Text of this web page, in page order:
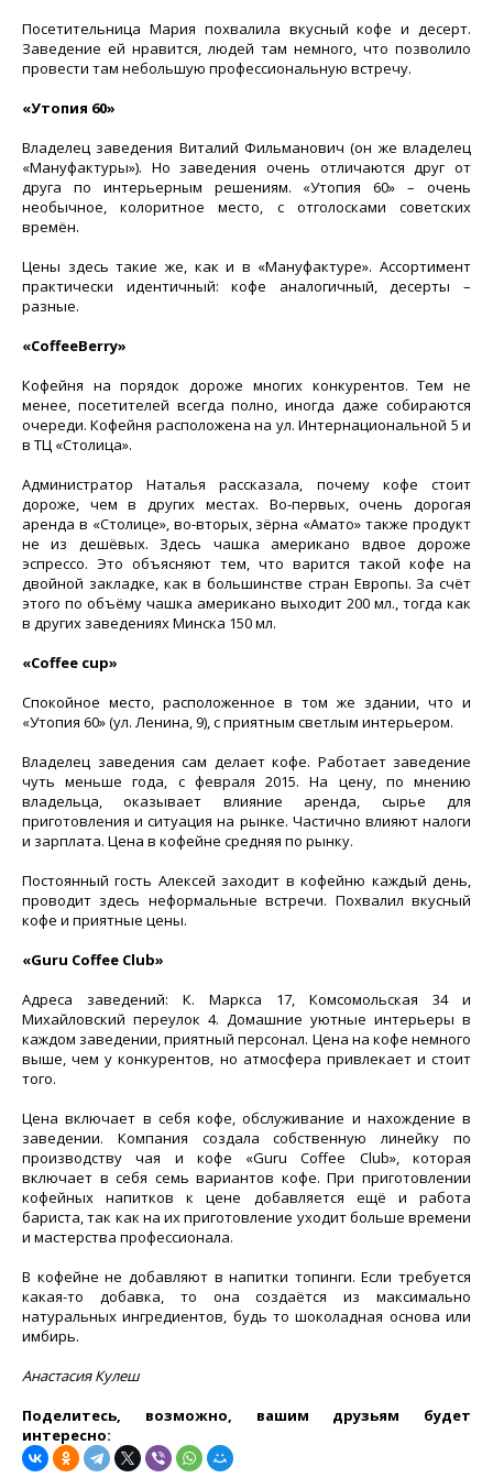
Посетительница Мария похвалила вкусный кофе и десерт.
Заведение ей нравится, людей там немного, что позволило
провести там небольшую профессиональную встречу.
«Утопия 60»
Владелец заведения Виталий Фильманович (он же владелец
«Мануфактуры»). Но заведения очень отличаются друг от
друга по интерьерным решениям. «Утопия 60» – очень
необычное, колоритное место, с отголосками советских
времён.
Цены здесь такие же, как и в «Мануфактуре». Ассортимент
практически идентичный: кофе аналогичный, десерты –
разные.
«CoffeeBerry»
Кофейня на порядок дороже многих конкурентов. Тем не
менее, посетителей всегда полно, иногда даже собираются
очереди. Кофейня расположена на ул. Интернациональной 5 и
в ТЦ «Столица».
Администратор Наталья рассказала, почему кофе стоит
дороже, чем в других местах. Во-первых, очень дорогая
аренда в «Столице», во-вторых, зёрна «Амато» также продукт
не из дешёвых. Здесь чашка американо вдвое дороже
эспрессо. Это объясняют тем, что варится такой кофе на
двойной закладке, как в большинстве стран Европы. За счёт
этого по объёму чашка американо выходит 200 мл., тогда как
в других заведениях Минска 150 мл.
«Coffee cup»
Спокойное место, расположенное в том же здании, что и
«Утопия 60» (ул. Ленина, 9), с приятным светлым интерьером.
Владелец заведения сам делает кофе. Работает заведение
чуть меньше года, с февраля 2015. На цену, по мнению
владельца, оказывает влияние аренда, сырье для
приготовления и ситуация на рынке. Частично влияют налоги
и зарплата. Цена в кофейне средняя по рынку.
Постоянный гость Алексей заходит в кофейню каждый день,
проводит здесь неформальные встречи. Похвалил вкусный
кофе и приятные цены.
«Guru Coffee Club»
Адреса заведений: К. Маркса 17, Комсомольская 34 и
Михайловский переулок 4. Домашние уютные интерьеры в
каждом заведении, приятный персонал. Цена на кофе немного
выше, чем у конкурентов, но атмосфера привлекает и стоит
того.
Цена включает в себя кофе, обслуживание и нахождение в
заведении. Компания создала собственную линейку по
производству чая и кофе «Guru Coffee Club», которая
включает в себя семь вариантов кофе. При приготовлении
кофейных напитков к цене добавляется ещё и работа
бариста, так как на их приготовление уходит больше времени
и мастерства профессионала.
В кофейне не добавляют в напитки топинги. Если требуется
какая-то добавка, то она создаётся из максимально
натуральных ингредиентов, будь то шоколадная основа или
имбирь.
Анастасия Кулеш
Поделитесь, возможно, вашим друзьям будет
интересно: